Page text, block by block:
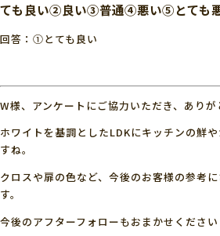
ても良い②良い③普通④悪い⑤とても悪
回答：①とても良い
W様、アンケートにご協力いただき、ありが
ホワイトを基調としたLDKにキッチンの鮮
すね。
クロスや扉の色など、今後のお客様の参考
す。
今後のアフターフォローもおまかせください